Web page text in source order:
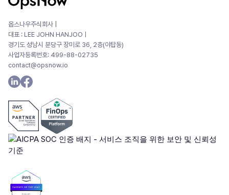
옵스나우주식회사 |
대표 : LEE JOHN HANJOOㅣ
경기도 성남시 분당구 장미로 36, 2층(야탑동)
사업자등록번호: 499-88-02735
contact@opsnow.io